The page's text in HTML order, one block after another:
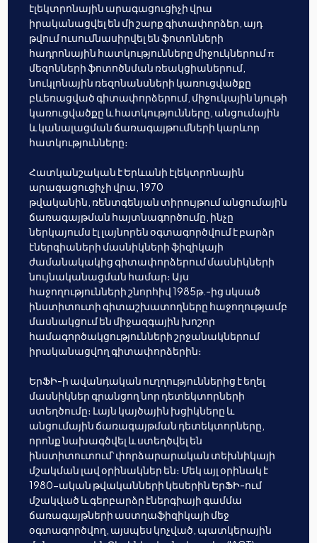
էլեկտրոնային արագացուցիչի վրա
իրականացվել են մի շարք գիտափորձեր, այդ
թվում ուսումնասիրվել են ֆոտոնների
հադրոնային հատկությունները միջուկներում π
մեզոնների ֆոտոծնման ռեակցիաներում,
նուկլոնային ռեզոնանսների կառուցվածքը
բևեռացված գիտափորձերում, միջուկային նյութի
կառուցվածքը և հատկությունները, անցումային
և կանալացման ճառագայթումների կարևոր
հատկությունները։
Հատկանշական է Երևանի էլեկտրոնային
արագացուցիչի վրա, 1970
թվականին, ռենտգենյան տիրույթում անցումային
ճառագայթման հայտնագործումը, ինչը
ներկայումս էլ լայնորեն օգտագործվում է բարձր
էներգիաների մասնիկների ֆիզիկայի
ժամանակակից գիտափորձերում մասնիկների
նույնականացման համար։ Այս
հաջողությունների շնորհիվ 1985թ.-ից սկսած
ինստիտուտի գիտաշխատողները հաջողությամբ
մասնակցում են միջազգային խոշոր
համագործակցությունների շրջանակներում
իրականացվող գիտափորձերին։
ԵրՖԻ-ի ավանդական ուղղություններից է եղել
մասնիկներ գրանցող նոր դետեկտորների
ստեղծումը։ Լայն կայծային խցիկները և
անցումային ճառագայթման դետեկտորները,
որոնք նախագծվել և ստեղծվել են
ինստիտուտում՝ փորձարարական տեխնիկայի
մշակման լավ օրինակներ են։ Մեկ այլ օրինակ է
1980-ական թվականների կեսերին ԵրՖԻ-ում
մշակված և գերբարձր էներգիայի գամմա
ճառագայթների աստղաֆիզիկայի մեջ
օգտագործվող, այսպես կոչված, պատկերային